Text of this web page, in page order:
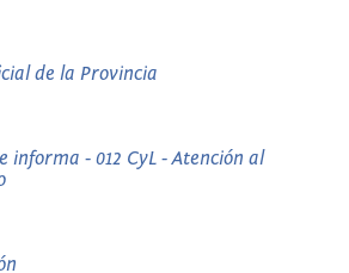
de la Provincia
informa - 012 CyL - Atención al